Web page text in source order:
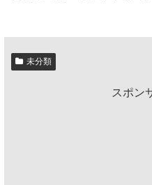
未分類
スポン